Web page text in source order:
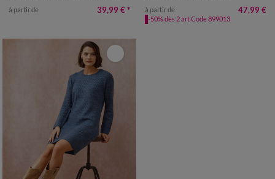
à partir de 39,99 € * à partir de 47,99 €
-50% dès 2 art Code 899013